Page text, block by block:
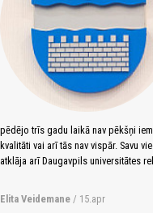
pēdējo trīs gadu laikā nav pēkšņi
kvalitāti vai arī tās nav vispār. Savu
atklāja arī Daugavpils universitātes
Elita Veidemane / 15.apr